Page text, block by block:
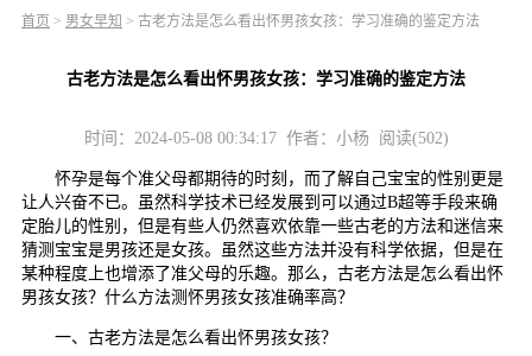
首页 > 男女早知 > 古老方法是怎么看出怀男孩女孩：学习准确的鉴定方法
古老方法是怎么看出怀男孩女孩：学习准确的鉴定方法
时间：2024-05-08 00:34:17 作者：小杨 阅读(502)
怀孕是每个准父母都期待的时刻，而了解自己宝宝的性别更是
让人兴奋不已。虽然科学技术已经发展到可以通过B超等手段来确
定胎儿的性别，但是有些人仍然喜欢依靠一些古老的方法和迷信来
猜测宝宝是男孩还是女孩。虽然这些方法并没有科学依据，但是在
某种程度上也增添了准父母的乐趣。那么，古老方法是怎么看出怀
男孩女孩？什么方法测怀男孩女孩准确率高？
一、古老方法是怎么看出怀男孩女孩？